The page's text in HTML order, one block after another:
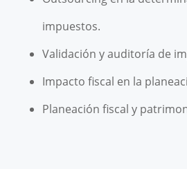
impuestos.
Validación y auditoría de
Impacto fiscal en la
Planeación fiscal y